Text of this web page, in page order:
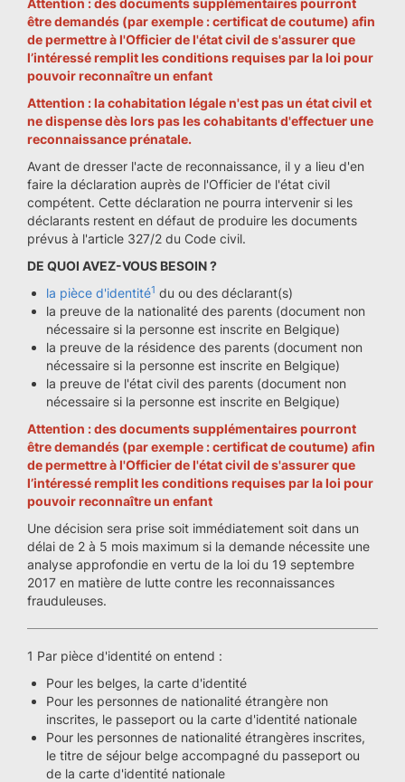
Attention : des documents supplémentaires pourront
être demandés (par exemple : certificat de coutume) afin
de permettre à l'Officier de l'état civil de s'assurer que
l’intéressé remplit les conditions requises par la loi pour
pouvoir reconnaître un enfant
Attention : la cohabitation légale n'est pas un état civil et
ne dispense dès lors pas les cohabitants d'effectuer une
reconnaissance prénatale.
Avant de dresser l'acte de reconnaissance, il y a lieu d'en
faire la déclaration auprès de l'Officier de l'état civil
compétent. Cette déclaration ne pourra intervenir si les
déclarants restent en défaut de produire les documents
prévus à l'article 327/2 du Code civil.
DE QUOI AVEZ-VOUS BESOIN ?
la pièce d'identité1 du ou des déclarant(s)
la preuve de la nationalité des parents (document non
nécessaire si la personne est inscrite en Belgique)
la preuve de la résidence des parents (document non
nécessaire si la personne est inscrite en Belgique)
la preuve de l'état civil des parents (document non
nécessaire si la personne est inscrite en Belgique)
Attention : des documents supplémentaires pourront
être demandés (par exemple : certificat de coutume) afin
de permettre à l'Officier de l'état civil de s'assurer que
l’intéressé remplit les conditions requises par la loi pour
pouvoir reconnaître un enfant
Une décision sera prise soit immédiatement soit dans un
délai de 2 à 5 mois maximum si la demande nécessite une
analyse approfondie en vertu de la loi du 19 septembre
2017 en matière de lutte contre les reconnaissances
frauduleuses.
1 Par pièce d'identité on entend :
Pour les belges, la carte d'identité
Pour les personnes de nationalité étrangère non
inscrites, le passeport ou la carte d'identité nationale
Pour les personnes de nationalité étrangères inscrites,
le titre de séjour belge accompagné du passeport ou
de la carte d'identité nationale